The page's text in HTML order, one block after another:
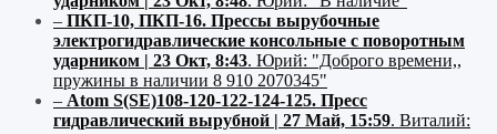
– ПКП-10, ПКП-16. Прессы вырубочные
электрогидравлические консольные с поворотным
ударником | 23 Окт, 8:43. Юрий: "Доброго времени,,
пружины в наличии 8 910 2070345"
– Atom S(SE)108-120-122-124-125. Пресс
гидравлический вырубной | 27 Май, 15:59. Виталий: